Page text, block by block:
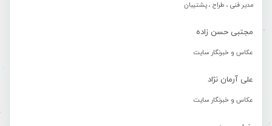
مدیر فنی ، طراح ، پشتیبان
مجتبی حسن زاده
عکاس و خبرنگار سایت
علی آرمان نژاد
عکاس و خبرنگار سایت